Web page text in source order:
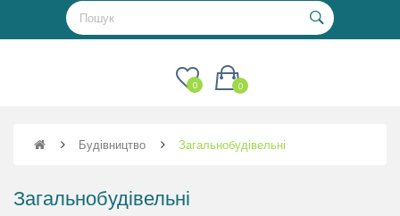
0
0
Будівництво Загальнобудівельні
Загальнобудівельні